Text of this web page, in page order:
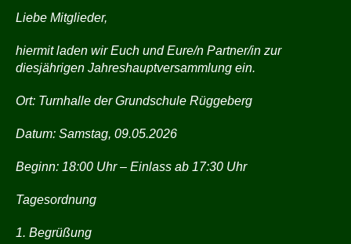
Liebe Mitglieder,
hiermit laden wir Euch und Eure/n Partner/in zur
diesjährigen Jahreshauptversammlung ein.
Ort: Turnhalle der Grundschule Rüggeberg
Datum: Samstag, 09.05.2026
Beginn: 18:00 Uhr – Einlass ab 17:30 Uhr
Tagesordnung
1. Begrüßung